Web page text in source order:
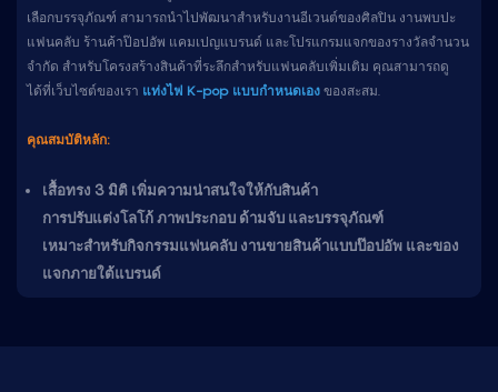
เลือกบรรจุภัณฑ์ สามารถนำไปพัฒนาสำหรับงานอีเวนต์ของศิลปิน งานพบปะ
แฟนคลับ ร้านค้าป๊อปอัพ แคมเปญแบรนด์ และโปรแกรมแจกของรางวัลจำนวน
จำกัด สำหรับโครงสร้างสินค้าที่ระลึกสำหรับแฟนคลับเพิ่มเติม คุณสามารถดู
ได้ที่เว็บไซต์ของเรา แท่งไฟ K-pop แบบกำหนดเองของสะสม.
คุณสมบัติหลัก:
เสื้อทรง 3 มิติ เพิ่มความน่าสนใจให้กับสินค้า
การปรับแต่งโลโก้ ภาพประกอบ ด้ามจับ และบรรจุภัณฑ์
เหมาะสำหรับกิจกรรมแฟนคลับ งานขายสินค้าแบบป๊อปอัพ และของ
แจกภายใต้แบรนด์